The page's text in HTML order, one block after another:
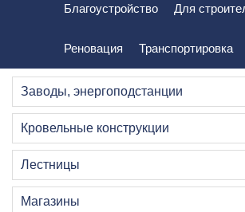
Благоустройство Для
Реновация Транспортировка
Портфолио Заводы,
Заводы, энергоподстанции
Кровельные конструкции
Лестницы
Магазины